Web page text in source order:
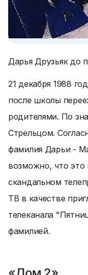
Дарья Друзьяк до
21 декабря 1988
после школы
родителями. По
Стрельцом.
фамилия Дарьи -
возможно, что это
скандальном
ТВ в качестве
телеканала
фамилией.